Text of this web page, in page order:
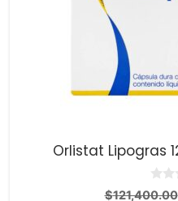
Orlistat Lipogras
0
$121,400.00